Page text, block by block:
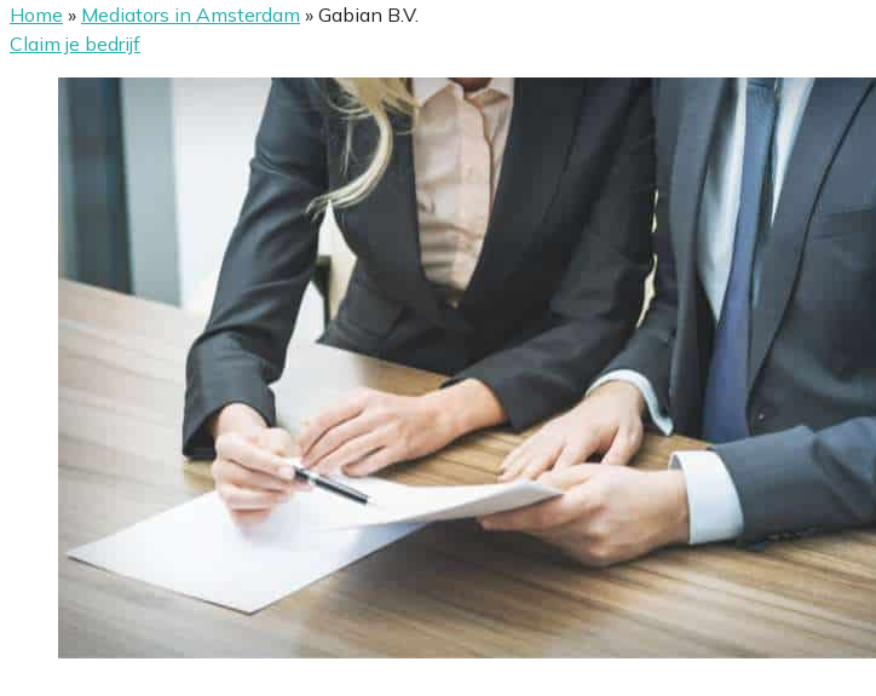
Home » Mediators in Amsterdam » Gabian B.V.
Claim je bedrijf